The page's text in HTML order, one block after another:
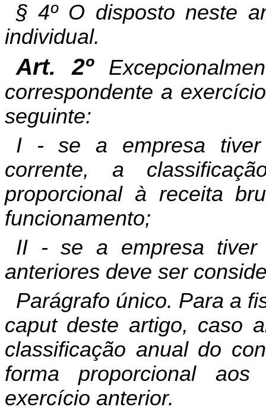
§ 4º O disposto neste
individual.
Art. 2º
correspondente a
seguinte:
I - se a empresa tiver
corrente, a
proporcional à receita
funcionamento;
II - se a empresa tiver
anteriores deve ser
Parágrafo único. Para a
caput deste artigo, caso
classificação anual do
forma proporcional
exercício anterior.